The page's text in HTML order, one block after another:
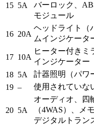
15 5A
バーロック、
モジュール
16 20A
ヘッドライト（
ムインジケータ
17 10A
ヒーター付きミ
インジケーター
18 5A
計器照明（パワ
19 – 使用されていな
20 5A
オーディオ、四
（4WAS）、メ
デジタルトラン